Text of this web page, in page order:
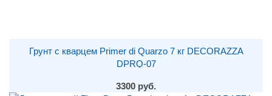
Грунт с кварцем Primer di Quarzo 7 кг DECORAZZA
DPRQ-07
3300 руб.